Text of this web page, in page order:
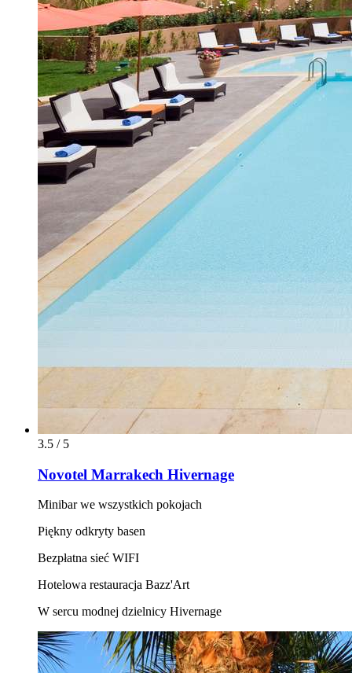
3.5 / 5
Novotel Marrakech Hivernage
Minibar we wszystkich pokojach
Piękny odkryty basen
Bezpłatna sieć WIFI
Hotelowa restauracja Bazz'Art
W sercu modnej dzielnicy Hivernage